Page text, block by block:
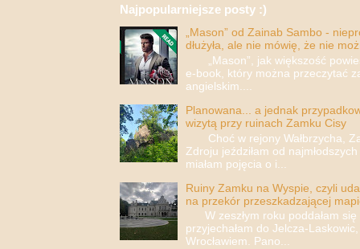
Najpopularniejsze posty :)
„Mason” od Zainab Sambo -
dłużyła, ale nie mówię, że nie
„Mason”, jak większość
e-book, który można przeczytać
angielskim....
Planowana... a jednak
wizytą przy ruinach Zamku Cisy
Choć w rejony Wałbrzycha,
Zdroju jeździłam od
miałam pojęcia o i...
Ruiny Zamku na Wyspie, czyli
na przekór przeszkadzającej
W zeszłym roku poddałam się
przyjechałam do Jelcza-
Wrocławiem. Pano...